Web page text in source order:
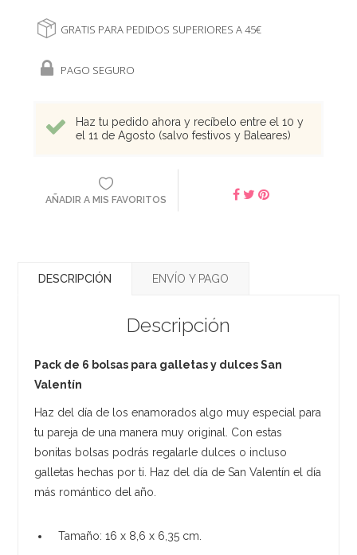
GRATIS PARA PEDIDOS SUPERIORES A 45€
PAGO SEGURO
Haz tu pedido ahora y recíbelo entre el 10 y
el 11 de Agosto (salvo festivos y Baleares)
AÑADIR A MIS FAVORITOS
DESCRIPCIÓN ENVÍO Y PAGO
Descripción
Pack de 6 bolsas para galletas y dulces San
Valentín
Haz del día de los enamorados algo muy especial para
tu pareja de una manera muy original. Con estas
bonitas bolsas podrás regalarle dulces o incluso
galletas hechas por ti. Haz del día de San Valentín el día
más romántico del año.
Tamaño: 16 x 8,6 x 6,35 cm.